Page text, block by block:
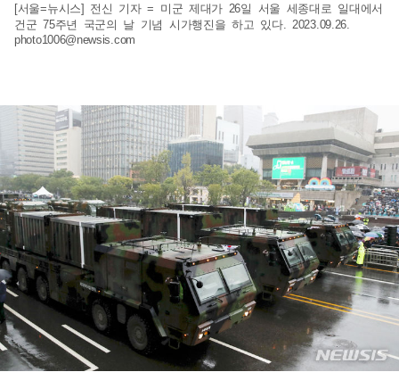
[서울=뉴시스] 전신 기자 = 미군 제대가 26일 서울 세종대로 일대에서
건군 75주년 국군의 날 기념 시가행진을 하고 있다. 2023.09.26.
photo1006@newsis.com